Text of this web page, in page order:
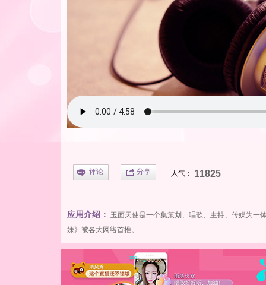
评论 分享 人气： 11825
应用介绍： 玉面天使是一个集策划、唱歌、主持、传媒为一
妹》被各大网络首推。